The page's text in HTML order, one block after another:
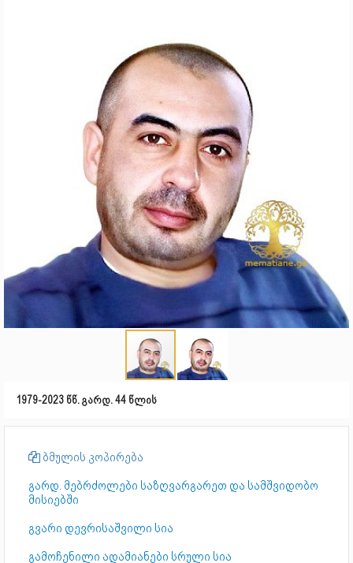
1979-2023 წწ. გარდ. 44 წლის
ბმულის კოპირება
გარდ. მებრძოლები საზღვარგარეთ და სამშვიდობო
მისიებში
გვარი დევ­რი­საშ­ვი­ლი სია
გამოჩენილი ადამიანები სრული სია